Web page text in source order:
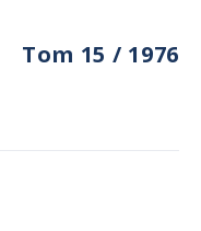
Tom 15 / 1976